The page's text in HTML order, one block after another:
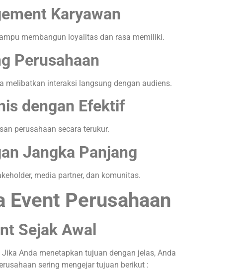
Karyawan
membangun loyalitas dan rasa memiliki.
Perusahaan
melibatkan interaksi langsung dengan audiens.
dengan Efektif
perusahaan secara terukur.
Jangka Panjang
media partner, dan komunitas.
Perusahaan
Sejak Awal
Anda menetapkan tujuan dengan jelas, Anda
sering mengejar tujuan berikut :